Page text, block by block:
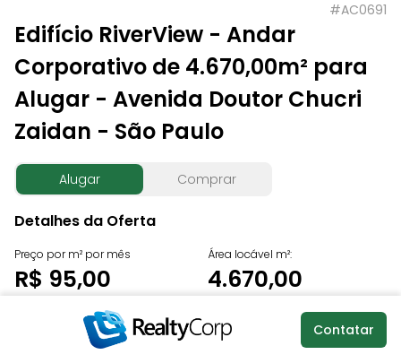
#AC0691
Edifício RiverView - Andar
Corporativo de 4.670,00m² para
Alugar - Avenida Doutor Chucri
Zaidan - São Paulo
Alugar Comprar
Detalhes da Oferta
Preço por m² por mês
R$ 95,00
Área locável m²:
4.670,00
Condomínio por m²
IPTU por m² por mês:
R$ 18,50
Valor total mensal
(Aluguel)
R$ 443.650,00
Contatar